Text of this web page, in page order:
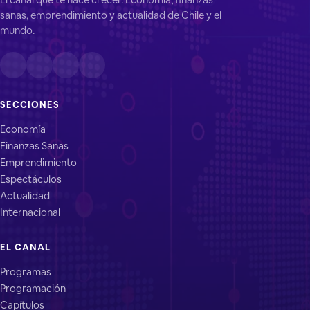
sanas, emprendimiento y actualidad de Chile y el
mundo.
SECCIONES
Economía
Finanzas Sanas
Emprendimiento
Espectáculos
Actualidad
Internacional
EL CANAL
Programas
Programación
Capítulos